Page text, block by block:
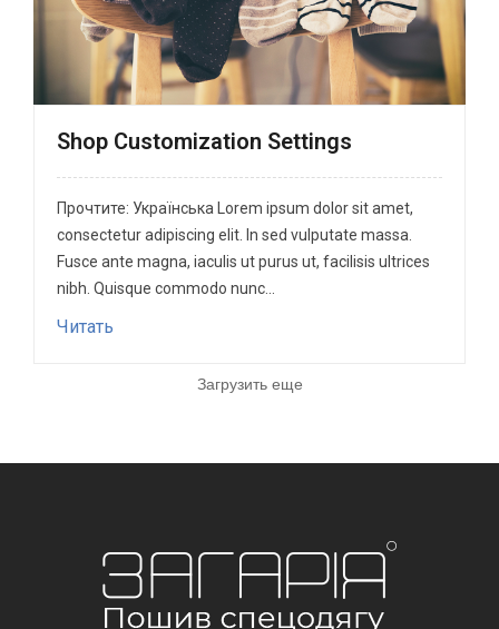
Shop Customization Settings
Прочтите: Українська Lorem ipsum dolor sit amet,
consectetur adipiscing elit. In sed vulputate massa.
Fusce ante magna, iaculis ut purus ut, facilisis ultrices
nibh. Quisque commodo nunc...
Читать
Загрузить еще